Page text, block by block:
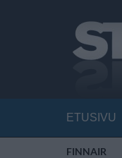
ETUSIVU
FINNAIR